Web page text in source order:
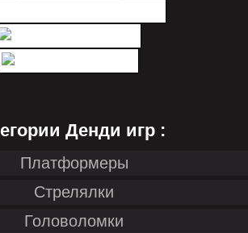
Денди игр :
Платформеры
Стрелялки
Головоломки